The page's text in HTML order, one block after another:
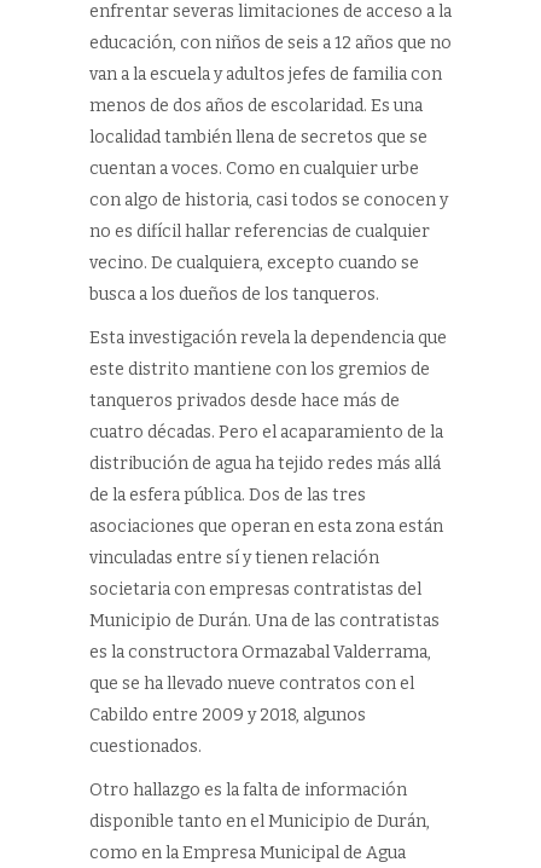
enfrentar severas limitaciones de acceso a la
educación, con niños de seis a 12 años que no
van a la escuela y adultos jefes de familia con
menos de dos años de escolaridad. Es una
localidad también llena de secretos que se
cuentan a voces. Como en cualquier urbe
con algo de historia, casi todos se conocen y
no es difícil hallar referencias de cualquier
vecino. De cualquiera, excepto cuando se
busca a los dueños de los tanqueros.
Esta investigación revela la dependencia que
este distrito mantiene con los gremios de
tanqueros privados desde hace más de
cuatro décadas. Pero el acaparamiento de la
distribución de agua ha tejido redes más allá
de la esfera pública. Dos de las tres
asociaciones que operan en esta zona están
vinculadas entre sí y tienen relación
societaria con empresas contratistas del
Municipio de Durán. Una de las contratistas
es la constructora Ormazabal Valderrama,
que se ha llevado nueve contratos con el
Cabildo entre 2009 y 2018, algunos
cuestionados.
Otro hallazgo es la falta de información
disponible tanto en el Municipio de Durán,
como en la Empresa Municipal de Agua